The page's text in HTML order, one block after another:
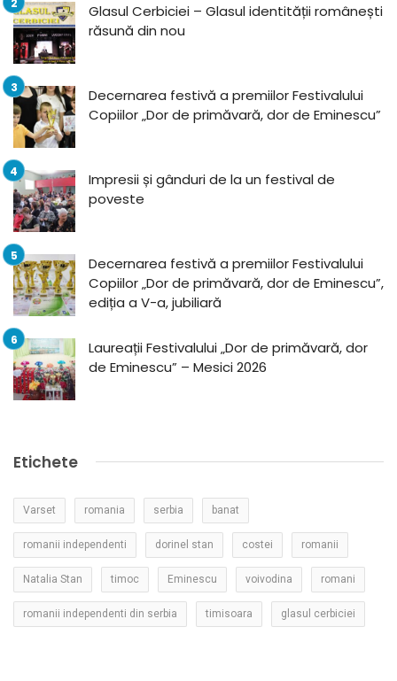
Glasul Cerbiciei – Glasul identității românești
răsună din nou
Decernarea festivă a premiilor Festivalului
Copiilor „Dor de primăvară, dor de Eminescu”
Impresii și gânduri de la un festival de
poveste
Decernarea festivă a premiilor Festivalului
Copiilor „Dor de primăvară, dor de Eminescu”,
ediția a V-a, jubiliară
Laureații Festivalului „Dor de primăvară, dor
de Eminescu” – Mesici 2026
Etichete
Varset romania serbia banat
romanii independenti dorinel stan costei romanii
Natalia Stan timoc Eminescu voivodina romani
romanii independenti din serbia timisoara glasul cerbiciei